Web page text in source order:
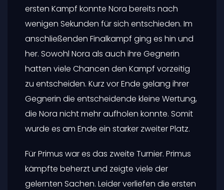
ersten Kampf konnte Nora bereits nach
wenigen Sekunden für sich entschieden. Im
anschließenden Finalkampf ging es hin und
her. Sowohl Nora als auch ihre Gegnerin
hatten viele Chancen den Kampf vorzeitig
zu entscheiden. Kurz vor Ende gelang ihrer
Gegnerin die entscheidende kleine Wertung,
die Nora nicht mehr aufholen konnte. Somit
wurde es am Ende ein starker zweiter Platz.
Für Primus war es das zweite Turnier. Primus
kämpfte beherzt und zeigte viele der
gelernten Sachen. Leider verliefen die ersten